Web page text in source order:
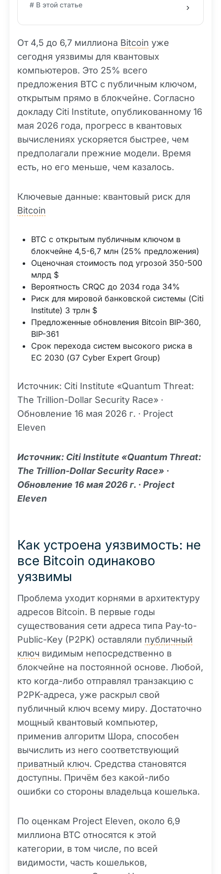
# В этой статье
От 4,5 до 6,7 миллиона Bitcoin уже
сегодня уязвимы для квантовых
компьютеров. Это 25% всего
предложения BTC с публичным ключом,
открытым прямо в блокчейне. Согласно
докладу Citi Institute, опубликованному 16
мая 2026 года, прогресс в квантовых
вычислениях ускоряется быстрее, чем
предполагали прежние модели. Время
есть, но его меньше, чем казалось.
Ключевые данные: квантовый риск для
Bitcoin
BTC с открытым публичным ключом в
блокчейне 4,5-6,7 млн (25% предложения)
Оценочная стоимость под угрозой 350-500
млрд $
Вероятность CRQC до 2034 года 34%
Риск для мировой банковской системы (Citi
Institute) 3 трлн $
Предложенные обновления Bitcoin BIP-360,
BIP-361
Срок перехода систем высокого риска в
ЕС 2030 (G7 Cyber Expert Group)
Источник: Citi Institute «Quantum Threat:
The Trillion-Dollar Security Race» ·
Обновление 16 мая 2026 г. · Project
Eleven
Источник: Citi Institute «Quantum Threat:
The Trillion-Dollar Security Race» ·
Обновление 16 мая 2026 г. · Project
Eleven
Как устроена уязвимость: не
все Bitcoin одинаково
уязвимы
Проблема уходит корнями в архитектуру
адресов Bitcoin. В первые годы
существования сети адреса типа Pay-to-
Public-Key (P2PK) оставляли публичный
ключ видимым непосредственно в
блокчейне на постоянной основе. Любой,
кто когда-либо отправлял транзакцию с
P2PK-адреса, уже раскрыл свой
публичный ключ всему миру. Достаточно
мощный квантовый компьютер,
применив алгоритм Шора, способен
вычислить из него соответствующий
приватный ключ. Средства становятся
доступны. Причём без какой-либо
ошибки со стороны владельца кошелька.
По оценкам Project Eleven, около 6,9
миллиона BTC относятся к этой
категории, в том числе, по всей
видимости, часть кошельков,